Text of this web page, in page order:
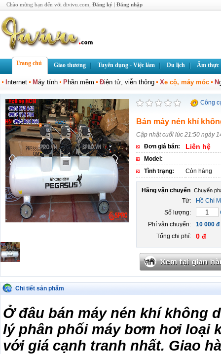
Chào mừng bạn đến với divivu.com, Đăng ký | Đăng nhập
Trang chủ Giao thương Tuyển dụng - Việc làm Du lịch Ẩm thực
nternet Máy tính Phần mềm Điện tử, viễn thông Xe cộ, máy móc N
Công
Bán máy nén khí
Cập nhật cuối lúc 21:50 ngày
Đơn giá bán:
Liên hệ
Model:
Tình trạng:
Còn hàng
Hãng vận chuyển
Từ:
Hồ Chí
Số lượng:
Phí vận chuyển:
10 000 đ
Tổng chi phí:
0 đ
Chi tiết sản phẩm
Ở đâu bán máy nén khí không
lý phân phối máy bơm hơi loại
với giá cạnh tranh nhất. Giao